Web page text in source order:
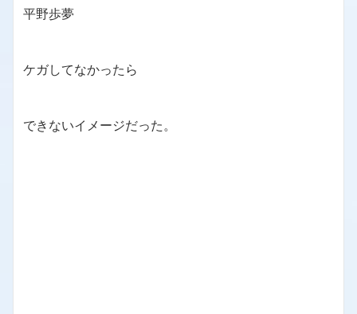
平野歩夢
ケガしてなかったら
できないイメージだった。